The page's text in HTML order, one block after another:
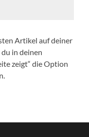
Artikel auf deiner
in deinen
zeigt“ die Option